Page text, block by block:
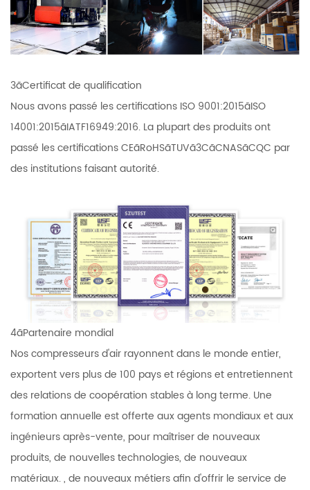
3ãCertificat de qualification
Nous avons passé les certifications ISO 9001:2015ãISO
14001:2015ãIATF16949:2016. La plupart des produits ont
passé les certifications CEãRoHSãTUVã3CãCNASãCQC par
des institutions faisant autorité.
4ãPartenaire mondial
Nos compresseurs d'air rayonnent dans le monde entier,
exportent vers plus de 100 pays et régions et entretiennent
des relations de coopération stables à long terme. Une
formation annuelle est offerte aux agents mondiaux et aux
ingénieurs après-vente, pour maîtriser de nouveaux
produits, de nouvelles technologies, de nouveaux
matériaux. , de nouveaux métiers afin d'offrir le service de